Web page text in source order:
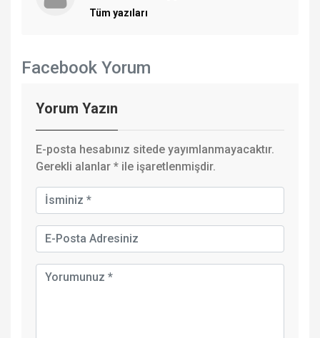
Tüm yazıları
Facebook Yorum
Yorum Yazın
E-posta hesabınız sitede yayımlanmayacaktır.
Gerekli alanlar * ile işaretlenmişdir.